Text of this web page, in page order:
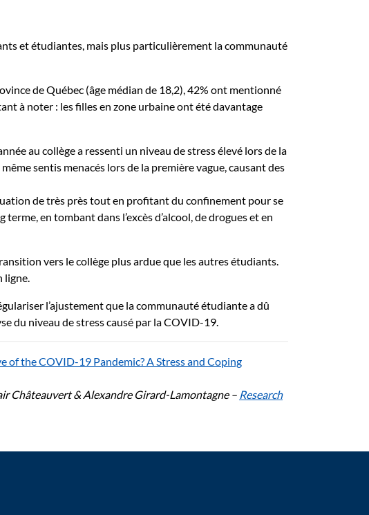
et étudiantes, mais plus particulièrement la communauté
de Québec (âge médian de 18,2), 42% ont mentionné
à noter : les filles en zone urbaine ont été davantage
au collège a ressenti un niveau de stress élevé lors de la
sentis menacés lors de la première vague, causant des
de très près tout en profitant du confinement pour se
en tombant dans l’excès d’alcool, de drogues et en
vers le collège plus ardue que les autres étudiants.
ligne.
l’ajustement que la communauté étudiante a dû
du niveau de stress causé par la COVID-19.
of the COVID-19 Pandemic? A Stress and Coping
Châteauvert & Alexandre Girard-Lamontagne – Research